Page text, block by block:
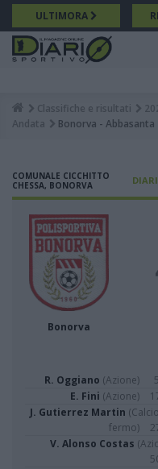
Salta
al
contenuto
principale
ULTIMORA
Breadcrumb
Classifiche e risultati
Andata
Bonorva - Abbasanta
COMUNALE CICCHITTO
CHESSA, BONORVA
Bonorva
R. Oggiano (Azione)
E. Fini (Azione)
J. Gutierrez Martin
fermo)
V. Alonso Costas